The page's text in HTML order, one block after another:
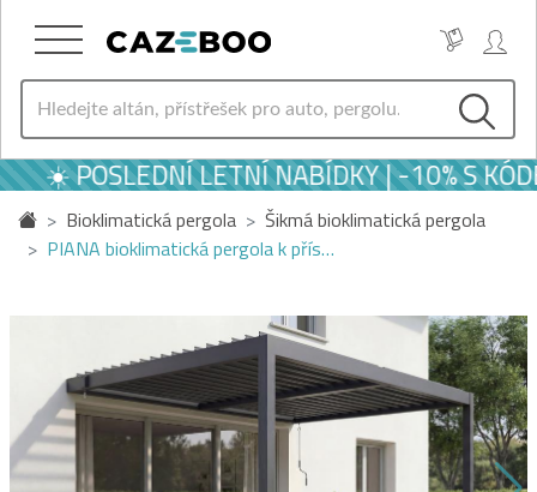
☀️ POSLEDNÍ LETNÍ NABÍDKY | -10% S
Bioklimatická pergola
Šikmá bioklimatická pergola
PIANA bioklimatická pergola k přís…